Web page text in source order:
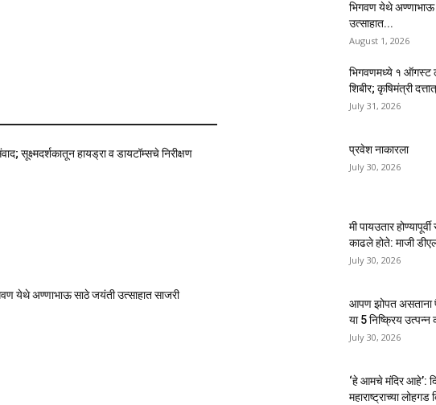
सूक्ष्मदर्शकातून हायड्रा व डायटॉम्सचे निरीक्षण
येथे अण्णाभाऊ साठे जयंती उत्साहात साजरी
भिगवण येथे अण्णाभाऊ
उत्साहात...
August 1, 2026
भिगवणमध्ये १ ऑगस्ट
शिबीर; कृषिमंत्री
July 31, 2026
प्रवेश नाकारला
July 30, 2026
मी पायउतार होण्यापूर्वी
काढले होते: माजी
July 30, 2026
आपण झोपत असताना
या 5 निष्क्रिय उत्पन्न
July 30, 2026
‘हे आमचे मंदिर आहे’:
महाराष्ट्राच्या